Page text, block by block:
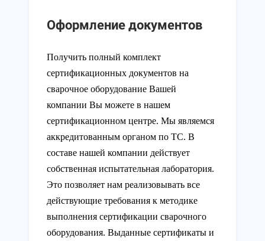
Оформление документов
Получить полный комплект
сертификационных документов на
сварочное оборудование Вашей
компании Вы можете в нашем
сертификационном центре. Мы являемся
аккредитованным органом по ТС. В
составе нашей компании действует
собственная испытательная лаборатория.
Это позволяет нам реализовывать все
действующие требования к методике
выполнения сертификации сварочного
оборудования. Выданные сертификаты и